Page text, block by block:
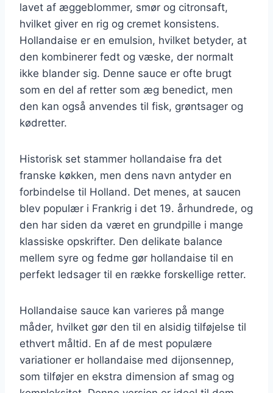
lavet af æggeblommer, smør og citronsaft,
hvilket giver en rig og cremet konsistens.
Hollandaise er en emulsion, hvilket betyder, at
den kombinerer fedt og væske, der normalt
ikke blander sig. Denne sauce er ofte brugt
som en del af retter som æg benedict, men
den kan også anvendes til fisk, grøntsager og
kødretter.
Historisk set stammer hollandaise fra det
franske køkken, men dens navn antyder en
forbindelse til Holland. Det menes, at saucen
blev populær i Frankrig i det 19. århundrede, og
den har siden da været en grundpille i mange
klassiske opskrifter. Den delikate balance
mellem syre og fedme gør hollandaise til en
perfekt ledsager til en række forskellige retter.
Hollandaise sauce kan varieres på mange
måder, hvilket gør den til en alsidig tilføjelse til
ethvert måltid. En af de mest populære
variationer er hollandaise med dijonsennep,
som tilføjer en ekstra dimension af smag og